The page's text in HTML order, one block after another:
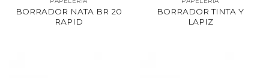
BORRADOR NATA BR 20
RAPID
BORRADOR TINTA Y
LAPIZ